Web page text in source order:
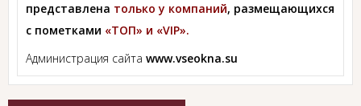
представлена только у компаний, размещающихся
с пометками «ТОП» и «VIP».
Администрация сайта www.vseokna.su